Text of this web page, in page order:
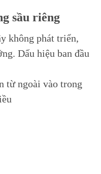
sầu riêng
không phát triển,
Dấu hiệu ban đầu
từ ngoài vào trong